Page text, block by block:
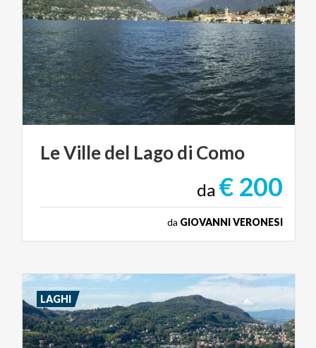
LeVilledel Lagodi Como
da € 200
da GIOVANNI VERONESI
LAGHI